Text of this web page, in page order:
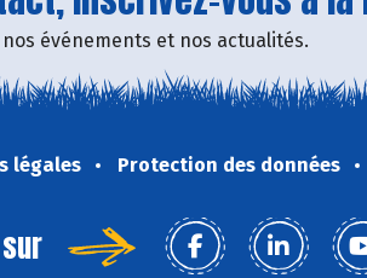
événements et nos actualités.
légales Protection des données